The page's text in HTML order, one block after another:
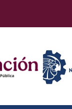
pdfSalida